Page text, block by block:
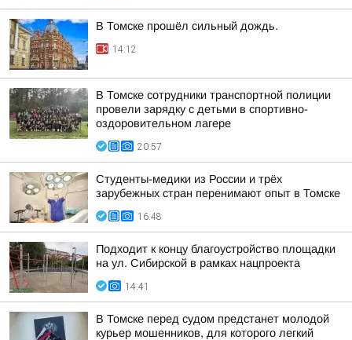
В Томске прошёл сильный дождь.
14:12
В Томске сотрудники транспортной полиции
провели зарядку с детьми в спортивно-
оздоровительном лагере
20:57
Студенты-медики из России и трёх
зарубежных стран перенимают опыт в Томске
16:48
Подходит к концу благоустройство площадки
на ул. Сибирской в рамках нацпроекта
14:41
В Томске перед судом предстанет молодой
курьер мошенников, для которого легкий